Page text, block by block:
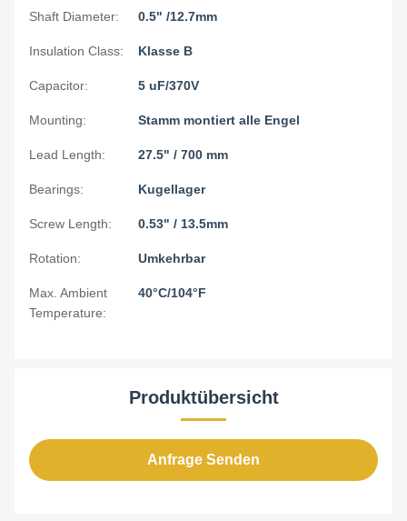
Shaft Diameter: 0.5" /12.7mm
Insulation Class: Klasse B
Capacitor: 5 uF/370V
Mounting: Stamm montiert alle Engel
Lead Length: 27.5" / 700 mm
Bearings: Kugellager
Screw Length: 0.53" / 13.5mm
Rotation: Umkehrbar
Max. Ambient
Temperature:
40°C/104°F
Produktübersicht
Anfrage Senden